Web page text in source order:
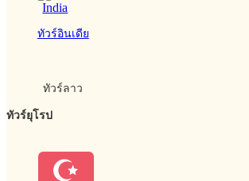
ทัวร์อินเดีย
ทัวร์ลาว
ทัวร์ยุโรป